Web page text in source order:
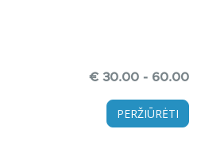
€ 30.00 - 60.00
PERŽIŪRĖTI